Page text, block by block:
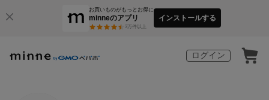
お買いものがもっとお得に
minneのアプリ
3万件以上
インストールする
ログイン